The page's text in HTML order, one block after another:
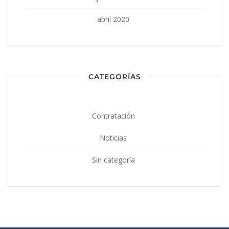
abril 2020
CATEGORÍAS
Contratación
Noticias
Sin categoría